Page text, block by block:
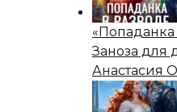
Заноза для
Анастасия